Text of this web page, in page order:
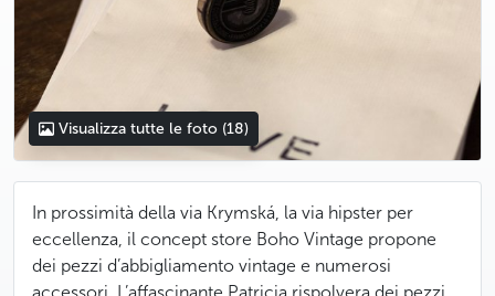
Visualizza tutte le foto (18)
In prossimità della via Krymská, la via hipster per
eccellenza, il concept store Boho Vintage propone
dei pezzi d’abbigliamento vintage e numerosi